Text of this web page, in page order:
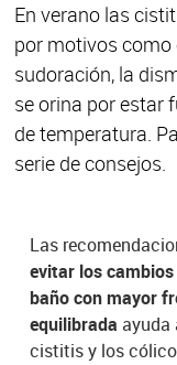
En verano las
por motivos como
sudoración, la
se orina por estar
de temperatura.
serie de consejos.
Las
evitar los
baño con mayor
equilibrada ayuda
cistitis y los